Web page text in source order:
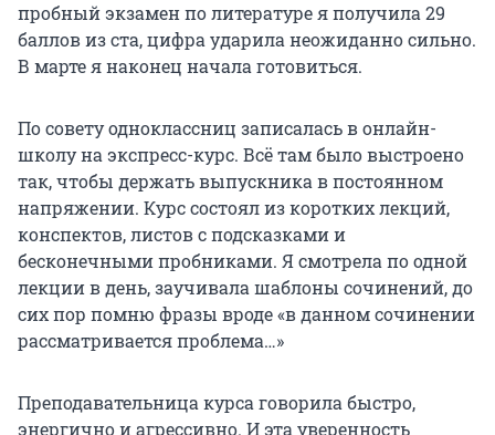
пробный экзамен по литературе я получила 29
баллов из ста, цифра ударила неожиданно сильно.
В марте я наконец начала готовиться.
По совету одноклассниц записалась в онлайн-
школу на экспресс-курс. Всё там было выстроено
так, чтобы держать выпускника в постоянном
напряжении. Курс состоял из коротких лекций,
конспектов, листов с подсказками и
бесконечными пробниками. Я смотрела по одной
лекции в день, заучивала шаблоны сочинений, до
сих пор помню фразы вроде «в данном сочинении
рассматривается проблема…»
Преподавательница курса говорила быстро,
энергично и агрессивно. И эта уверенность